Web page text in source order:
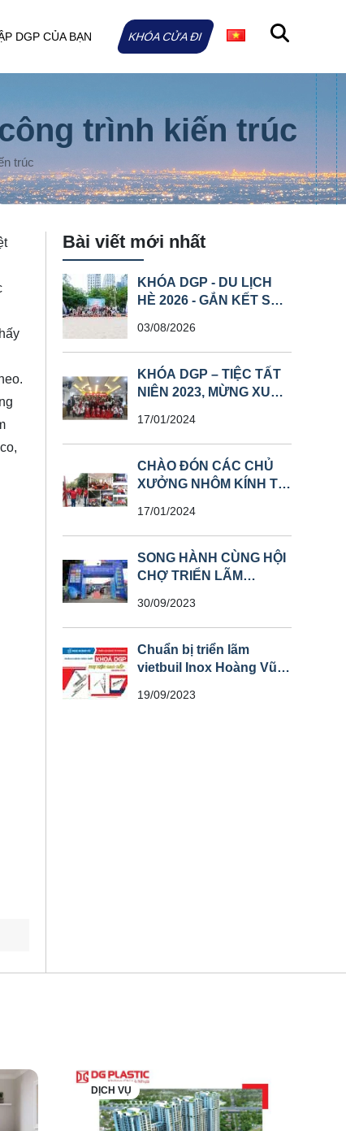
DGP CỦA BẠN KHÓA CỬA ĐI
trình kiến trúc
trúc
Bài viết mới nhất
KHÓA DGP - DU LỊCH
HÈ 2026 - GẮN KẾT SỨC
VƯƠN XA
03/08/2026
KHÓA DGP – TIỆC TẤT
NIÊN 2023, MỪNG XUÂN
17/01/2024
CHÀO ĐÓN CÁC CHỦ
XƯỞNG NHÔM KÍNH TỪ
NHÀ MÁY
17/01/2024
SONG HÀNH CÙNG HỘI
CHỢ TRIỂN LÃM
VŨ – KHOÁ DGP
30/09/2023
Chuẩn bị triển lãm
vietbuil Inox Hoàng Vũ _
19/09/2023
DỊCH VỤ